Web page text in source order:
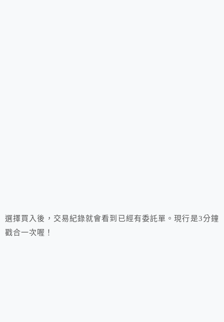
選擇買入後，交易紀錄就會看到已經有委託單。現行是3分鐘
戳合一次喔！